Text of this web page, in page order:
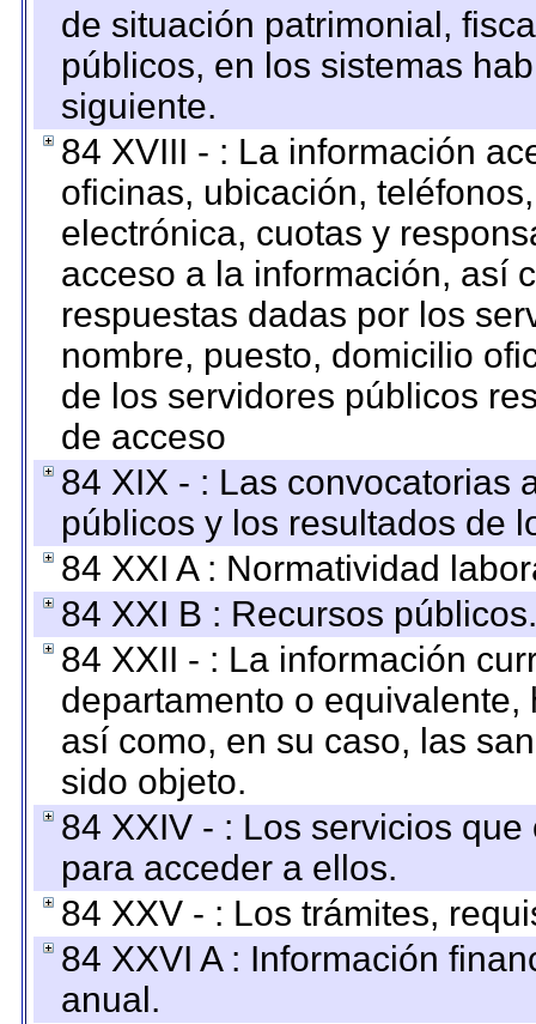
de situación patrimonial,
públicos, en los sistemas
siguiente.
84 XVIII - : La información
oficinas, ubicación,
electrónica, cuotas y
acceso a la información, así
respuestas dadas por los
nombre, puesto, domicilio
de los servidores públicos
de acceso
84 XIX - : Las convocatorias
públicos y los resultados de
84 XXI A : Normatividad
84 XXI B : Recursos públicos.
84 XXII - : La información
departamento o
así como, en su caso, las
sido objeto.
84 XXIV - : Los servicios
para acceder a ellos.
84 XXV - : Los trámites,
84 XXVI A : Información
anual.